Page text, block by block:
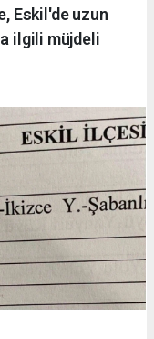
Eskil'de uzun
ilgili müjdeli